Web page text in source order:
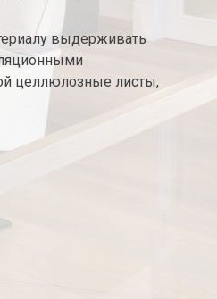
выдерживать
целлюлозные листы,